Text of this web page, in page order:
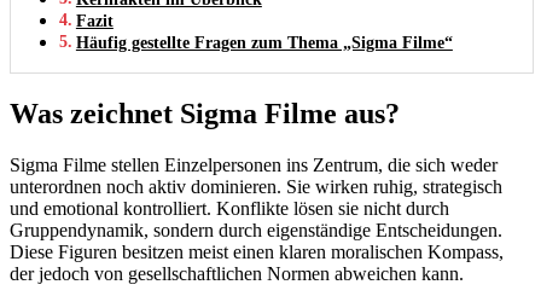
Fazit
Häufig gestellte Fragen zum Thema „Sigma Filme“
Was zeichnet Sigma Filme aus?
Sigma Filme stellen Einzelpersonen ins Zentrum, die sich weder
unterordnen noch aktiv dominieren. Sie wirken ruhig, strategisch
und emotional kontrolliert. Konflikte lösen sie nicht durch
Gruppendynamik, sondern durch eigenständige Entscheidungen.
Diese Figuren besitzen meist einen klaren moralischen Kompass,
der jedoch von gesellschaftlichen Normen abweichen kann.